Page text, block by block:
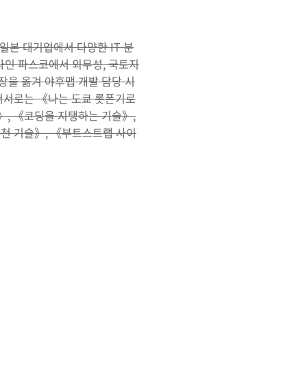
본 대기업에서 다양한 IT 분
파스코에서 외무성, 국토지
을 옮겨 야후맵 개발 담당 시
로는 《나는 도쿄 롯폰기로
, 《코딩을 지탱하는 기술》,
기술》, 《부트스트랩 사이